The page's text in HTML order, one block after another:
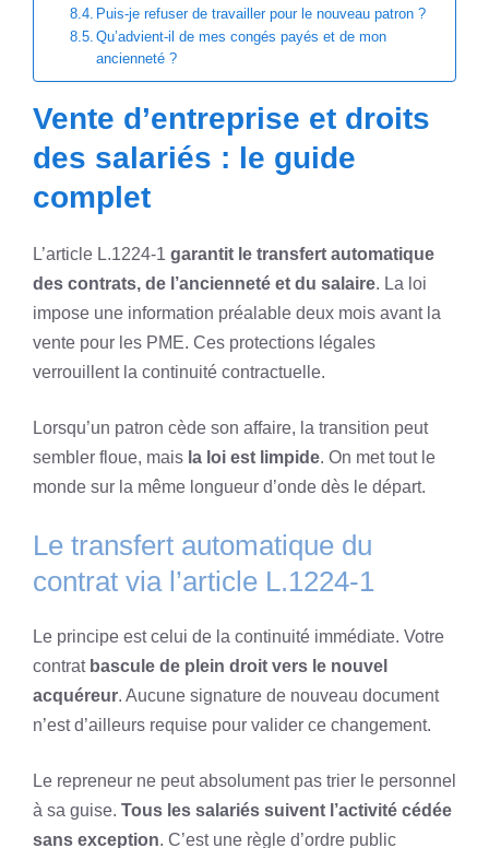
Puis-je refuser de travailler pour le nouveau patron ?
Qu’advient-il de mes congés payés et de mon
ancienneté ?
Vente d’entreprise et droits
des salariés : le guide
complet
L’article L.1224-1 garantit le transfert automatique
des contrats, de l’ancienneté et du salaire. La loi
impose une information préalable deux mois avant la
vente pour les PME. Ces protections légales
verrouillent la continuité contractuelle.
Lorsqu’un patron cède son affaire, la transition peut
sembler floue, mais la loi est limpide. On met tout le
monde sur la même longueur d’onde dès le départ.
Le transfert automatique du
contrat via l’article L.1224-1
Le principe est celui de la continuité immédiate. Votre
contrat bascule de plein droit vers le nouvel
acquéreur. Aucune signature de nouveau document
n’est d’ailleurs requise pour valider ce changement.
Le repreneur ne peut absolument pas trier le personnel
à sa guise. Tous les salariés suivent l’activité cédée
sans exception. C’est une règle d’ordre public